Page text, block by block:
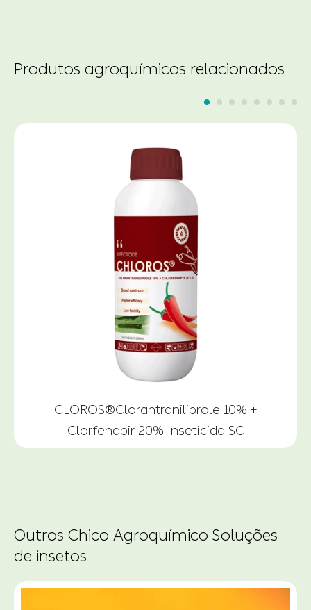
Produtos agroquímicos relacionados
CLOROS®Clorantraniliprole 10% +
Clorfenapir 20% Inseticida SC
Outros Chico Agroquímico Soluções
de insetos